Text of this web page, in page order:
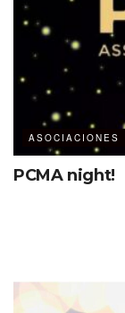
ASOCIACIONES
PCMA night!